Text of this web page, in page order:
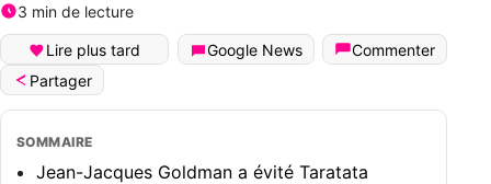
3 min de lecture
Lire plus tard Google News
Commenter
Partager
SOMMAIRE
Jean-Jacques Goldman a évité Taratata